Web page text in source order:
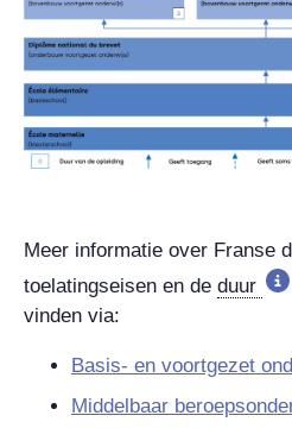
Meer informatie over Franse
toelatingseisen en de duur
vinden via:
Basis- en voortgezet
Middelbaar